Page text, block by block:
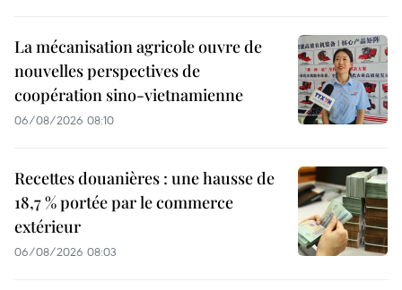
La mécanisation agricole ouvre de
nouvelles perspectives de
coopération sino-vietnamienne
06/08/2026 08:10
Recettes douanières : une hausse de
18,7 % portée par le commerce
extérieur
06/08/2026 08:03